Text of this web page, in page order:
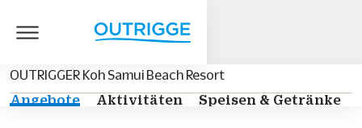
OUTRIGGER Koh Samui Beach Resort
Angebote
Aktivitäten Speisen & Getränke